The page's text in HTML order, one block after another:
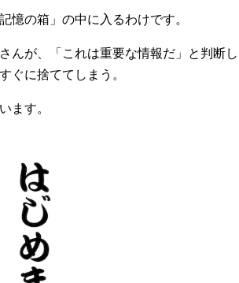
憶の箱」の中に入るわけです。
んが、「これは重要な情報だ」と判断し
ぐに捨ててしまう。
ます。